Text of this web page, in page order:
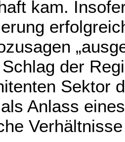
kam.
der
Sektor
Anlass